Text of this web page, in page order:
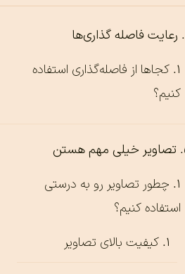
رعایت فاصله گذاری‌ها
کجاها از فاصله‌گذاری استفاده
کنیم؟
تصاویر خیلی مهم هستن
چطور تصاویر رو به درستی
استفاده کنیم؟
کیفیت بالای تصاویر